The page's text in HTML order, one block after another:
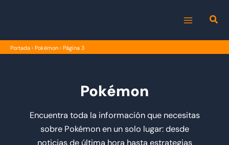
MENU
Portada › Pokémon › Página 3
Pokémon
Encuentra toda la información que necesitas
sobre Pokémon en un solo lugar: desde
noticias de última hora hasta estrategias